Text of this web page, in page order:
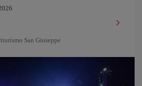
San Giuseppe